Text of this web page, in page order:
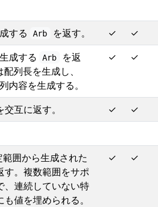
する Arb を返す。 ✓ ✓
成する Arb
を返
配列長を生成し、
内容を生成する。
✓ ✓
互に返す。 ✓
✓
囲から生成された
す。複数範囲をサポ
、連続していない特
値を埋められる。
✓ ✓